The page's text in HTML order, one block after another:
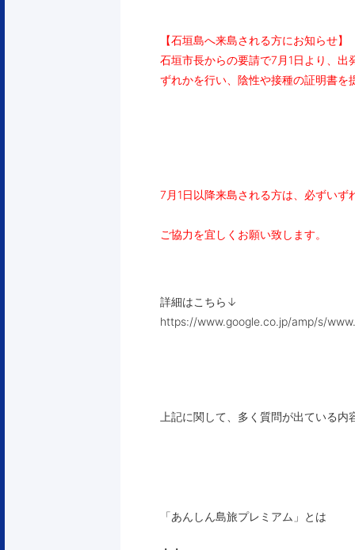
【石垣島へ来島される方にお知らせ】
石垣市長からの要請で7月1日より、出
ずれかを行い、 陰性や接種の証明書を
7月1日以降来島される方は、必ずいず
ご協力を宜しくお願い致します。
詳細はこちら↓
https://www.google.co.jp/amp/s/
上記に関して、多く質問が出ている
「あんしん島旅プレミアム」とは